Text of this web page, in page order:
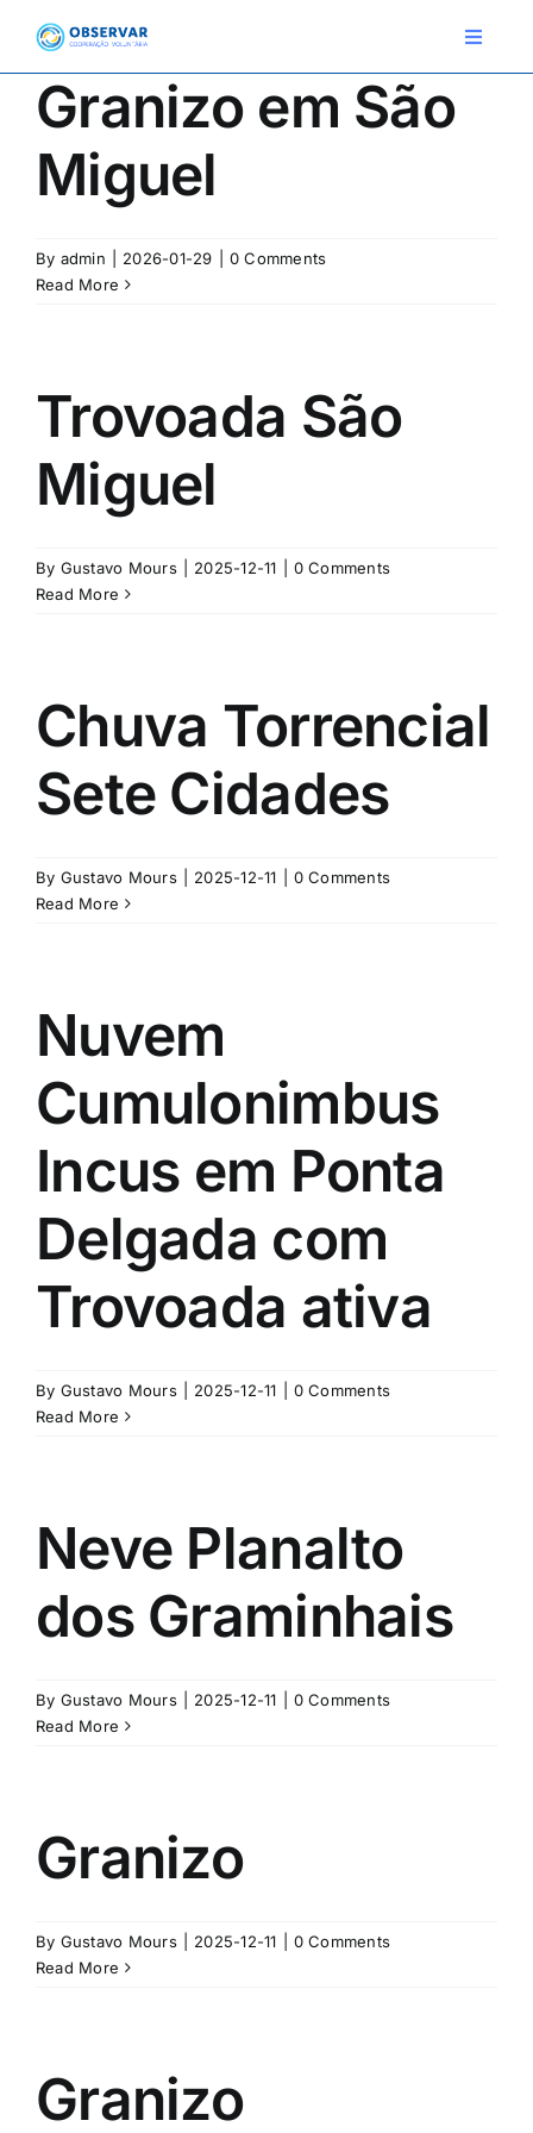
content
Toggle
ESTAÇÕES METEOROLÓGICAS
EVENTOS
Novo relato
Granizo em São
Miguel
By admin 2026-01-29
0 Comments
Read More
Trovoada São
Miguel
By Gustavo Mours 2025-12-11
0 Comments
Read More
Chuva Torrencial
Sete Cidades
By Gustavo Mours 2025-12-11
0 Comments
Read More
Nuvem
Cumulonimbus
Incus em Ponta
Delgada com
Trovoada ativa
By Gustavo Mours 2025-12-11
0 Comments
Read More
Neve Planalto
dos Graminhais
By Gustavo Mours 2025-12-11
0 Comments
Read More
Granizo
By Gustavo Mours 2025-12-11
0 Comments
Read More
Granizo